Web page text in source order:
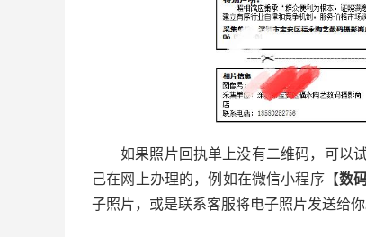
如果照片回执单上没有二维码，可以
己在网上办理的，例如在微信小程序【数
子照片，或是联系客服将电子照片发送给你